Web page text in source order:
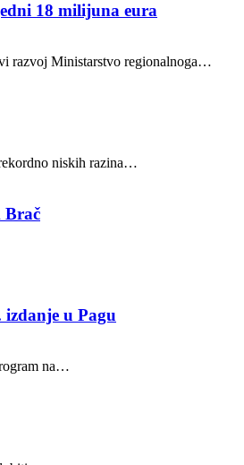
18 milijuna eura
razvoj Ministarstvo regionalnoga…
niskih razina…
Brač
u Pagu
na…